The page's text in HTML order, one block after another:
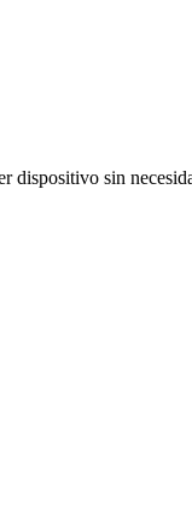
dispositivo sin